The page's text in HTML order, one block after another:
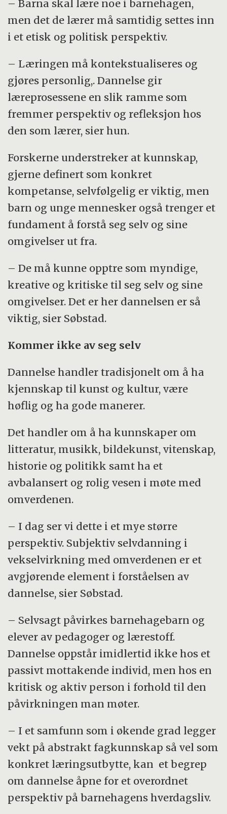
– Barna skal lære noe i barnehagen,
men det de lærer må samtidig settes inn
i et etisk og politisk perspektiv.
– Læringen må kontekstualiseres og
gjøres personlig,. Dannelse gir
læreprosessene en slik ramme som
fremmer perspektiv og refleksjon hos
den som lærer, sier hun.
Forskerne understreker at kunnskap,
gjerne definert som konkret
kompetanse, selvfølgelig er viktig, men
barn og unge mennesker også trenger et
fundament å forstå seg selv og sine
omgivelser ut fra.
– De må kunne opptre som myndige,
kreative og kritiske til seg selv og sine
omgivelser. Det er her dannelsen er så
viktig, sier Søbstad.
Kommer ikke av seg selv
Dannelse handler tradisjonelt om å ha
kjennskap til kunst og kultur, være
høflig og ha gode manerer.
Det handler om å ha kunnskaper om
litteratur, musikk, bildekunst, vitenskap,
historie og politikk samt ha et
avbalansert og rolig vesen i møte med
omverdenen.
– I dag ser vi dette i et mye større
perspektiv. Subjektiv selvdanning i
vekselvirkning med omverdenen er et
avgjørende element i forståelsen av
dannelse, sier Søbstad.
– Selvsagt påvirkes barnehagebarn og
elever av pedagoger og lærestoff.
Dannelse oppstår imidlertid ikke hos et
passivt mottakende individ, men hos en
kritisk og aktiv person i forhold til den
påvirkningen man møter.
– I et samfunn som i økende grad legger
vekt på abstrakt fagkunnskap så vel som
konkret læringsutbytte, kan et begrep
om dannelse åpne for et overordnet
perspektiv på barnehagens hverdagsliv.